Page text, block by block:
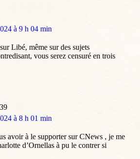
à 9 h 04 min
Libé, même sur des sujets
vous serez censuré en trois
à 8 h 01 min
avoir à le supporter sur CNews , je me
d’Ornellas à pu le contrer si